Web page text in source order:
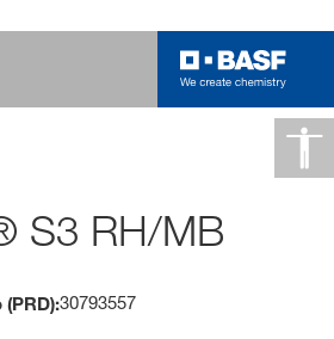
S3 RH/MB
30793557